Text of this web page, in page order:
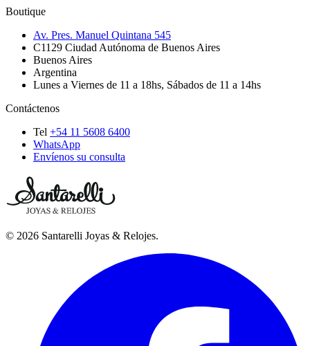
Boutique
Av. Pres. Manuel Quintana 545
C1129 Ciudad Autónoma de Buenos Aires
Buenos Aires
Argentina
Lunes a Viernes de 11 a 18hs, Sábados de 11 a 14hs
Contáctenos
Tel +54 11 5608 6400
WhatsApp
Envíenos su consulta
© 2026 Santarelli Joyas & Relojes.